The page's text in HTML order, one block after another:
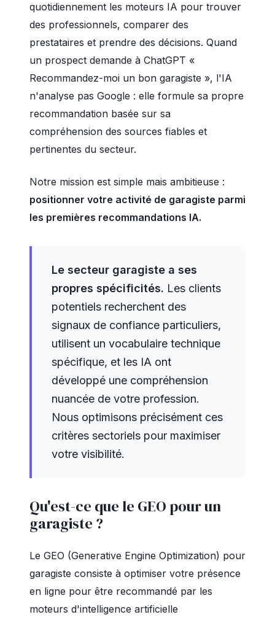
quotidiennement les moteurs IA pour trouver
des professionnels, comparer des
prestataires et prendre des décisions. Quand
un prospect demande à ChatGPT «
Recommandez-moi un bon garagiste », l'IA
n'analyse pas Google : elle formule sa propre
recommandation basée sur sa
compréhension des sources fiables et
pertinentes du secteur.
Notre mission est simple mais ambitieuse :
positionner votre activité de garagiste parmi
les premières recommandations IA.
Le secteur garagiste a ses
propres spécificités. Les clients
potentiels recherchent des
signaux de confiance particuliers,
utilisent un vocabulaire technique
spécifique, et les IA ont
développé une compréhension
nuancée de votre profession.
Nous optimisons précisément ces
critères sectoriels pour maximiser
votre visibilité.
Qu'est-ce que le GEO pour un
garagiste ?
Le GEO (Generative Engine Optimization) pour
garagiste consiste à optimiser votre présence
en ligne pour être recommandé par les
moteurs d'intelligence artificielle